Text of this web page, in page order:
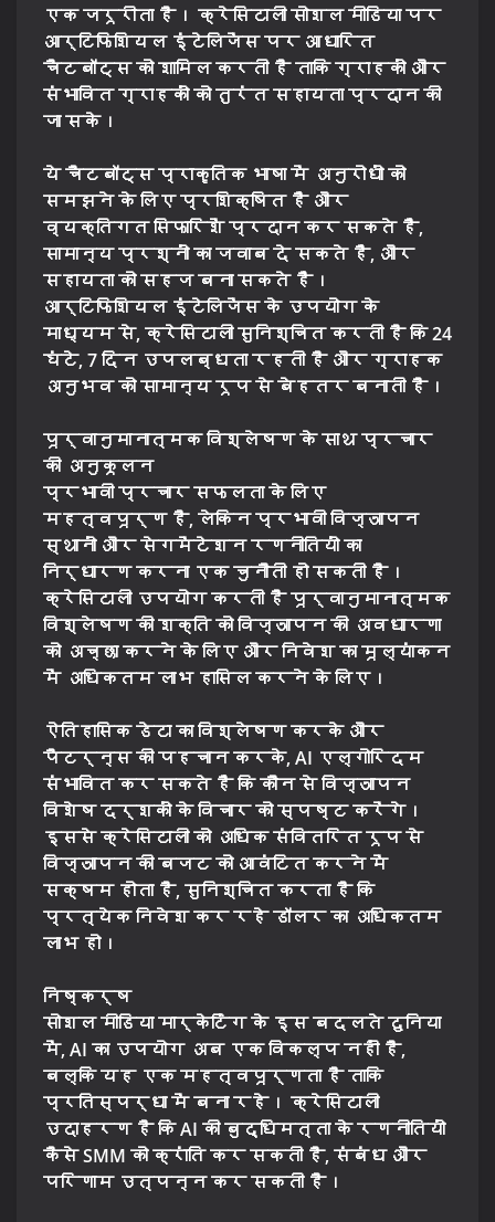
एक जरूरीता है। क्रेसिटाली सोशल मीडिया पर
आर्टिफिशियल इंटेलिजेंस पर आधारित
चैटबॉट्स को शामिल करती है ताकि ग्राहकों और
संभावित ग्राहकों को तुरंत सहायता प्रदान की
जा सके।
ये चैटबॉट्स प्राकृतिक भाषा में अनुरोधों को
समझने के लिए प्रशिक्षित हैं और
व्यक्तिगत सिफारिशें प्रदान कर सकते हैं,
सामान्य प्रश्नों का जवाब दे सकते हैं, और
सहायता को सहज बना सकते हैं।
आर्टिफिशियल इंटेलिजेंस के उपयोग के
माध्यम से, क्रेसिटाली सुनिश्चित करती है कि 24
घंटे, 7 दिन उपलब्धता रहती है और ग्राहक
अनुभव को सामान्य रूप से बेहतर बनाती है।
पूर्वानुमानात्मक विश्लेषण के साथ प्रचार
की अनुकूलन
प्रभावी प्रचार सफलता के लिए
महत्वपूर्ण है, लेकिन प्रभावी विज्ञापन
स्थानों और सेगमेंटेशन रणनीतियों का
निर्धारण करना एक चुनौती हो सकती है।
क्रेसिटाली उपयोग करती है पूर्वानुमानात्मक
विश्लेषण की शक्ति को विज्ञापन की अवधारणा
को अच्छा करने के लिए और निवेश का मूल्यांकन
में अधिकतम लाभ हासिल करने के लिए।
ऐतिहासिक डेटा का विश्लेषण करके और
पैटर्न्स की पहचान करके, AI एल्गोरिदम
संभावित कर सकते हैं कि कौन से विज्ञापन
विशेष दर्शकों के विचार को स्पष्ट करेंगे।
इससे क्रेसिटाली को अधिक संवितरित रूप से
विज्ञापन की बजट को आवंटित करने में
सक्षम होता है, सुनिश्चित करता है कि
प्रत्येक निवेश कर रहे डॉलर का अधिकतम
लाभ हो।
निष्कर्ष
सोशल मीडिया मार्केटिंग के इस बदलते दुनिया
में, AI का उपयोग अब एक विकल्प नहीं है,
बल्कि यह एक महत्वपूर्णता है ताकि
प्रतिस्पर्धा में बना रहे। क्रेसिटाली
उदाहरण है कि AI की बुद्धिमत्ता के रणनीतियों
कैसे SMM को क्रांति कर सकती है, संबंध और
परिणाम उत्पन्न कर सकती है।